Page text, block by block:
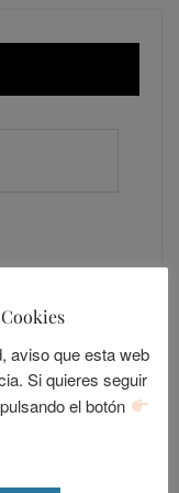
MÁS LEÍDOS
aviso que esta web
Si quieres seguir
el botón